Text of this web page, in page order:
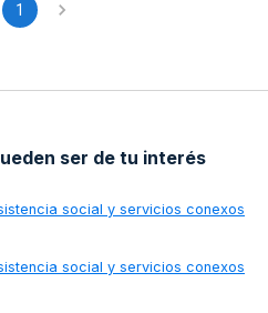
1
ser de tu interés
social y servicios conexos
social y servicios conexos